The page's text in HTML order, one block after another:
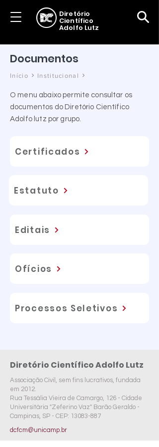
Diretório
Científico
Adolfo Lutz
Documentos
Início Institucional
O menu abaixo permite consultar os
documentos do Diretório Científico
Adolfo lutz por grupo.
Certificados
Estatuto
Editais
Ofícios
Processos Seletivos
Diretório Científico Adolfo Lutz
Associação Civil, sem fins lucrativos, fundada
em 2012.
Rua Tessália Vieira de Camargo, 126 - Cidade
Universitária "Zeferino Vaz" Barão Geraldo -
Campinas, SP - CEP: 13083-887
dcfcm@unicamp.br